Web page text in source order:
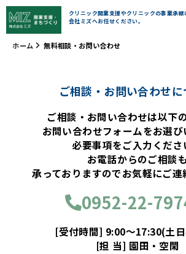
クリニック開業支援やクリニックの事業承継
会社ミズへお任せください。
ホーム 無料相談・お問い合わせ
ご相談・お問い合わせに
ご相談・お問い合わせは以下
お問い合わせフォームをお選び
必要事項をご入力くださ
お電話からのご相談も
承っておりますのでお気軽にご連
0952-22-
[受付時間] 9:00～17:30(土
[担 当] 園田・空閑